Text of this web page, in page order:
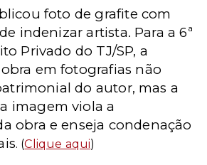
foto de grafite com
indenizar artista. Para a 6ª
Privado do TJ/SP, a
em fotografias não
do autor, mas a
imagem viola a
obra e enseja condenação
. (Clique aqui)